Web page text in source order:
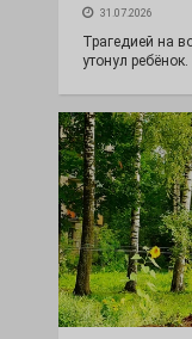
31.07.2026
Трагедией на
утонул ребёнок.